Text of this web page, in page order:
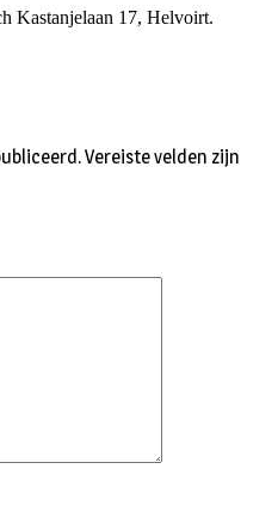
Kastanjelaan 17, Helvoirt.
Vereiste velden zijn